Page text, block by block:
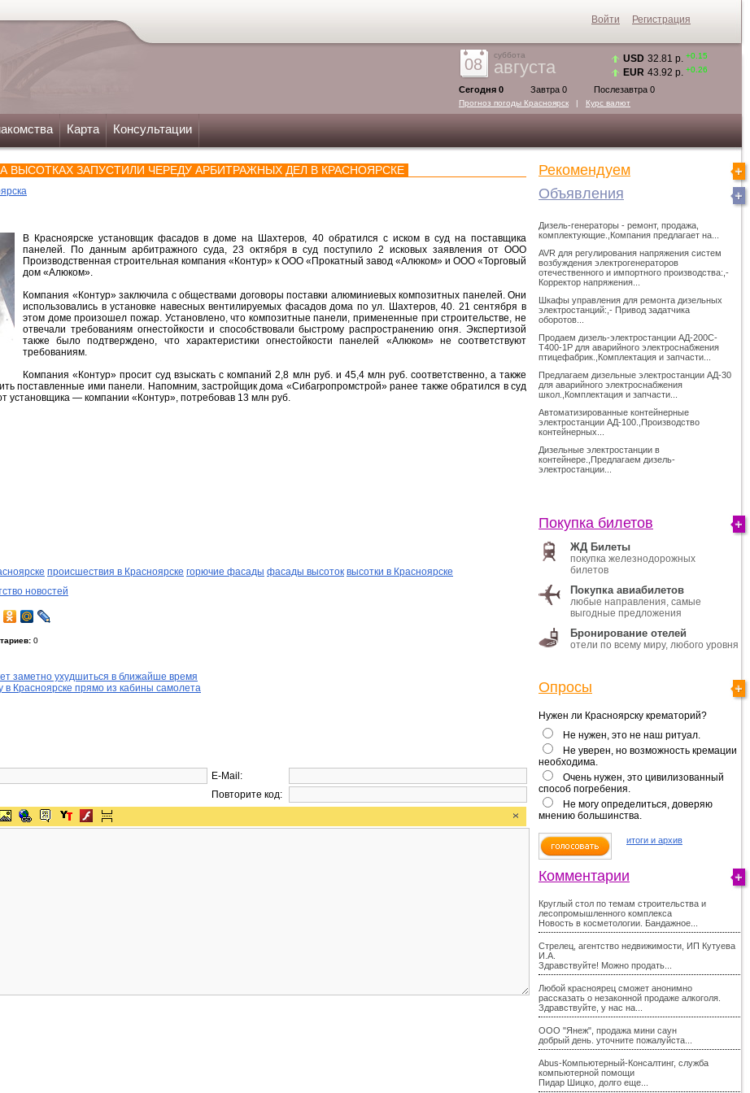
08
суббота
августа
Сегодня 0 Завтра 0 Послезавтра 0
Прогноз погоды Красноярск | Курс валют
USD 32.81 р. +0.15
EUR 43.92 р. +0.26
Карта Консультации
ВЫСОТКАХ ЗАПУСТИЛИ ЧЕРЕДУ АРБИТРАЖНЫХ ДЕЛ В КРАСНОЯРСКЕ
В Красноярске установщик фасадов в доме на Шахтеров, 40 обратился с иском в суд на поставщика
панелей. По данным арбитражного суда, 23 октября в суд поступило 2 исковых заявления от ООО
Производственная строительная компания «Контур» к ООО «Прокатный завод «Алюком» и ООО «Торговый
дом «Алюком».
Компания «Контур» заключила с обществами договоры поставки алюминиевых композитных панелей. Они
использовались в установке навесных вентилируемых фасадов дома по ул. Шахтеров, 40. 21 сентября в
этом доме произошел пожар. Установлено, что композитные панели, примененные при строительстве, не
отвечали требованиям огнестойкости и способствовали быстрому распространению огня. Экспертизой
также было подтверждено, что характеристики огнестойкости панелей «Алюком» не соответствуют
требованиям.
Компания «Контур» просит суд взыскать с компаний 2,8 млн руб. и 45,4 млн руб. соответственно, а также
поставленные ими панели. Напомним, застройщик дома «Сибагропромстрой» ранее также обратился в суд
установщика — компании «Контур», потребовав 13 млн руб.
происшествия в Красноярске горючие фасады фасады высоток высотки в Красноярске
новостей
0
заметно ухудшиться в ближайше время
в Красноярске прямо из кабины самолета
E-Mail:
Повторите код:
Рекомендуем
Объявления
Дизель-генераторы - ремонт, продажа,
комплектующие.,Компания предлагает на...
AVR для регулирования напряжения систем
возбуждения электрогенераторов
отечественного и импортного производства:,-
Корректор напряжения...
Шкафы управления для ремонта дизельных
электростанций:,- Привод задатчика
оборотов...
Продаем дизель-электростанции АД-200С-
Т400-1Р для аварийного электроснабжения
птицефабрик.,Комплектация и запчасти...
Предлагаем дизельные электростанции АД-30
для аварийного электроснабжения
школ.,Комплектация и запчасти...
Автоматизированные контейнерные
электростанции АД-100.,Производство
контейнерных...
Дизельные электростанции в
контейнере.,Предлагаем дизель-
электростанции...
Покупка билетов
ЖД Билеты
покупка железнодорожных
билетов
Покупка авиабилетов
любые направления, самые
выгодные предложения
Бронирование отелей
отели по всему миру, любого уровня
Опросы
Нужен ли Красноярску крематорий?
Не нужен, это не наш ритуал.
Не уверен, но возможность кремации
необходима.
Очень нужен, это цивилизованный
способ погребения.
Не могу определиться, доверяю
мнению большинства.
итоги и архив
Комментарии
Круглый стол по темам строительства и
лесопромышленного комплекса
Новость в косметологии. Бандажное...
Стрелец, агентство недвижимости, ИП Кутуева
И.А.
Здравствуйте! Можно продать...
Любой красноярец сможет анонимно
рассказать о незаконной продаже алкоголя.
Здравствуйте, у нас на...
ООО "Янеж", продажа мини саун
добрый день. уточните пожалуйста...
Abus-Компьютерный-Консалтинг, служба
компьютерной помощи
Пидар Шицко, долго еще...
Войти Регистрация